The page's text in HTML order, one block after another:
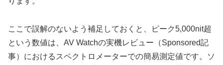
ここで誤解のないよう補足しておくと、ピーク5,000nit超
という数値は、AV Watchの実機レビュー（Sponsored記
事）におけるスペクトロメーターでの簡易測定値です。ソ